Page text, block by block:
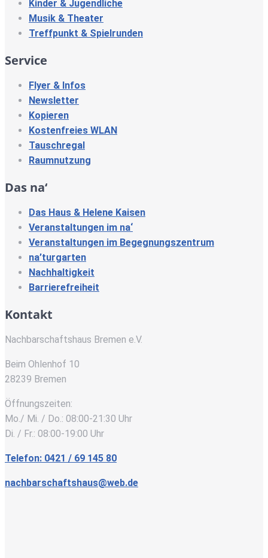
Kinder & Jugendliche
Musik & Theater
Treffpunkt & Spielrunden
Service
Flyer & Infos
Newsletter
Kopieren
Kostenfreies WLAN
Tauschregal
Raumnutzung
Das na‘
Das Haus & Helene Kaisen
Veranstaltungen im na‘
Veranstaltungen im Begegnungszentrum
na’turgarten
Nachhaltigkeit
Barrierefreiheit
Kontakt
Nachbarschaftshaus Bremen e.V.
Beim Ohlenhof 10
28239 Bremen
Öffnungszeiten:
Mo./ Mi. / Do.: 08:00-21:30 Uhr
Di. / Fr.: 08:00-19:00 Uhr
Telefon: 0421 / 69 145 80
nachbarschaftshaus@web.de